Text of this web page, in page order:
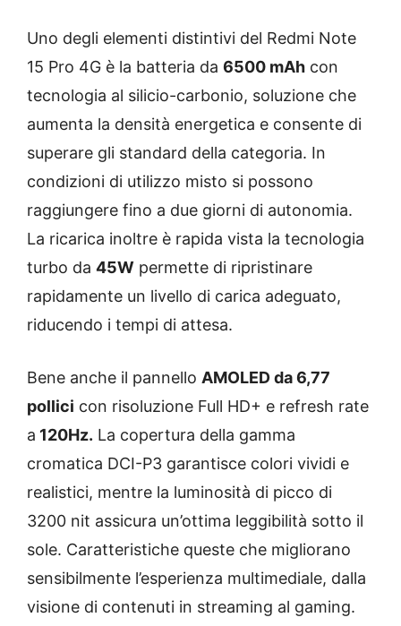
Uno degli elementi distintivi del Redmi Note
15 Pro 4G è la batteria da 6500 mAh con
tecnologia al silicio-carbonio, soluzione che
aumenta la densità energetica e consente di
superare gli standard della categoria. In
condizioni di utilizzo misto si possono
raggiungere fino a due giorni di autonomia.
La ricarica inoltre è rapida vista la tecnologia
turbo da 45W permette di ripristinare
rapidamente un livello di carica adeguato,
riducendo i tempi di attesa.
Bene anche il pannello AMOLED da 6,77
pollici con risoluzione Full HD+ e refresh rate
a 120Hz. La copertura della gamma
cromatica DCI-P3 garantisce colori vividi e
realistici, mentre la luminosità di picco di
3200 nit assicura un’ottima leggibilità sotto il
sole. Caratteristiche queste che migliorano
sensibilmente l’esperienza multimediale, dalla
visione di contenuti in streaming al gaming.